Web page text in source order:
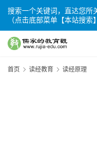
搜索一个关键词，直达您
（点击底部菜单【本站搜索
首页 读经教育 读经原理